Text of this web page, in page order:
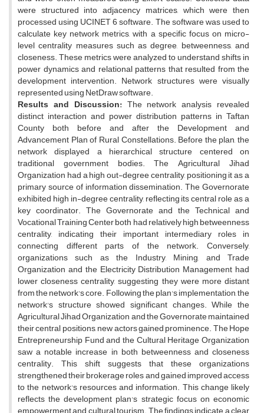
were structured into adjacency matrices, which were then
processed using UCINET 6 software. The software was used to
calculate key network metrics, with a specific focus on micro-
level centrality measures such as degree, betweenness, and
closeness. These metrics were analyzed to understand shifts in
power dynamics and relational patterns that resulted from the
development intervention. Network structures were visually
represented using NetDraw software.
Results and Discussion:The network analysis revealed
distinct interaction and power distribution patterns in Taftan
County both before and after the Development and
Advancement Plan of Rural Constellations. Before the plan, the
network displayed a hierarchical structure centered on
traditional government bodies. The Agricultural Jihad
Organization had a high out-degree centrality, positioning it as a
primary source of information dissemination. The Governorate
exhibited high in-degree centrality, reflecting its central role as a
key coordinator. The Governorate and the Technical and
Vocational Training Center both had relatively high betweenness
centrality, indicating their important intermediary roles in
connecting different parts of the network. Conversely,
organizations such as the Industry, Mining, and Trade
Organization and the Electricity Distribution Management had
lower closeness centrality, suggesting they were more distant
from the network's core. Following the plan's implementation, the
network's structure showed significant changes. While the
Agricultural Jihad Organization and the Governorate maintained
their central positions, new actors gained prominence. The Hope
Entrepreneurship Fund and the Cultural Heritage Organization
saw a notable increase in both betweenness and closeness
centrality. This shift suggests that these organizations
strengthened their brokerage roles and gained improved access
to the network's resources and information. This change likely
reflects the development plan's strategic focus on economic